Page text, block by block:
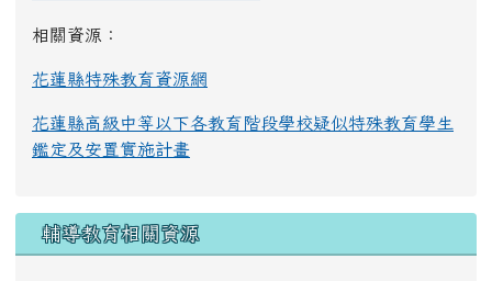
相關資源：
花蓮縣特殊教育資源網
花蓮縣高級中等以下各教育階段學校疑似特殊教育學生
鑑定及安置實施計畫
輔導教育相關資源